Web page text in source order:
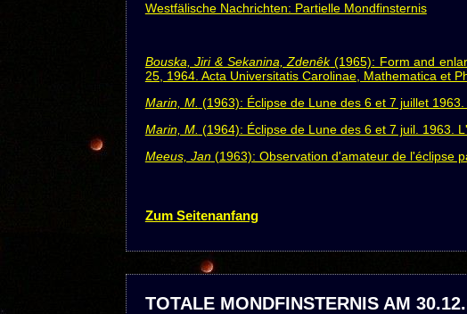
Westfälische Nachrichten: Partielle Mondfinsternis
Bouska, Jiri & Sekanina, Zdenêk(1965): Form and
25, 1964. Acta Universitatis Carolinae, Mathematica et
Marin, M. (1963): Éclipse de Lune des 6 et 7 juillet
Marin, M. (1964): Éclipse de Lune des 6 et 7 juil. 1963.
Meeus, Jan(1963): Observation d'amateur de l'éclipse
Zum Seitenanfang
TOTALE MONDFINSTERNIS AM